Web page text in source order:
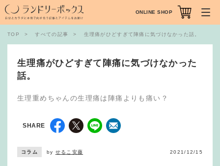
TOP すべての記事 生理痛がひどすぎて陣痛に気づけなかった話。
生理痛がひどすぎて陣痛に気づけなかった
話。
生理重めちゃんの生理痛は陣痛よりも痛い？
SHARE
コラム by せるこ安藤 2021/12/15
ONLINE SHOP